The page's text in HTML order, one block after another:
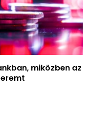
miközben az